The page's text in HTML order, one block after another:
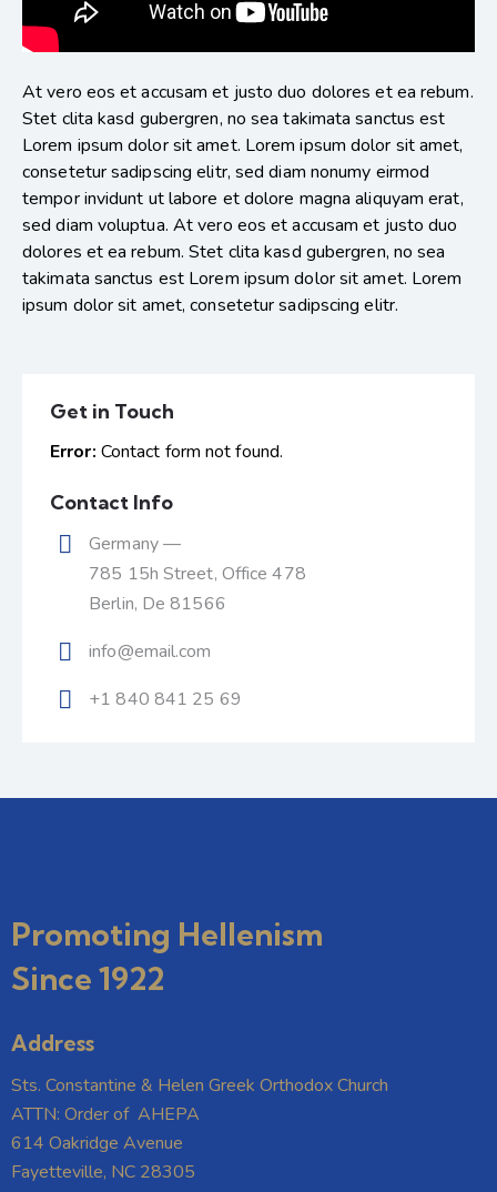
At vero eos et accusam et justo duo dolores et ea rebum.
Stet clita kasd gubergren, no sea takimata sanctus est
Lorem ipsum dolor sit amet. Lorem ipsum dolor sit amet,
consetetur sadipscing elitr, sed diam nonumy eirmod
tempor invidunt ut labore et dolore magna aliquyam erat,
sed diam voluptua. At vero eos et accusam et justo duo
dolores et ea rebum. Stet clita kasd gubergren, no sea
takimata sanctus est Lorem ipsum dolor sit amet. Lorem
ipsum dolor sit amet, consetetur sadipscing elitr.
Get in Touch
Error: Contact form not found.
Contact Info
Germany —
785 15h Street, Office 478
Berlin, De 81566
info@email.com
+1 840 841 25 69
Promoting Hellenism
Since 1922
Address
Sts. Constantine & Helen Greek Orthodox Church
ATTN: Order of AHEPA
614 Oakridge Avenue
Fayetteville, NC 28305